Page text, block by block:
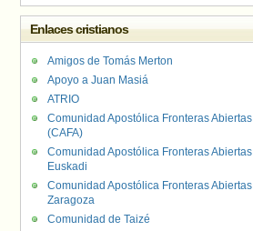
Enlaces cristianos
Amigos de Tomás Merton
Apoyo a Juan Masiá
ATRIO
Comunidad Apostólica Fronteras Abiertas
(CAFA)
Comunidad Apostólica Fronteras Abiertas
Euskadi
Comunidad Apostólica Fronteras Abiertas
Zaragoza
Comunidad de Taizé